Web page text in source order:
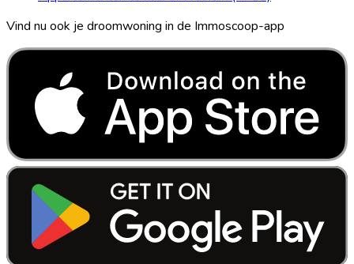
Vind nu ook je droomwoning in de Immoscoop-app